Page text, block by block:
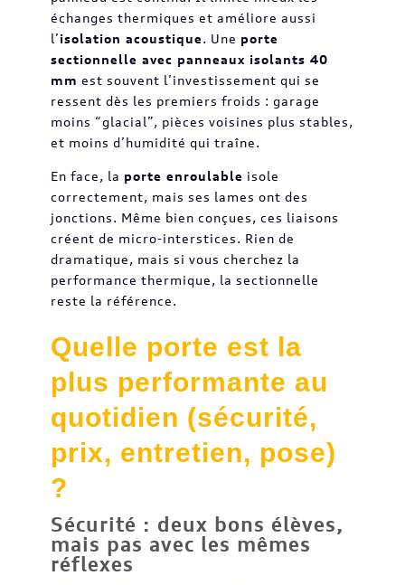
échanges thermiques et améliore aussi
l’isolation acoustique. Une porte
sectionnelle avec panneaux isolants 40
mm est souvent l’investissement qui se
ressent dès les premiers froids : garage
moins “glacial”, pièces voisines plus stables,
et moins d’humidité qui traîne.
En face, la porte enroulable isole
correctement, mais ses lames ont des
jonctions. Même bien conçues, ces liaisons
créent de micro-interstices. Rien de
dramatique, mais si vous cherchez la
performance thermique, la sectionnelle
reste la référence.
Quelle porte est la
plus performante au
quotidien (sécurité,
prix, entretien, pose)
?
Sécurité : deux bons élèves,
mais pas avec les mêmes
réflexes